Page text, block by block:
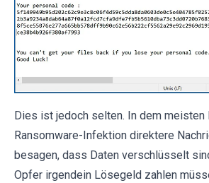
Dies ist jedoch selten. In dem meisten
Ransomware-Infektion direktere
besagen, dass Daten verschlüsselt
Opfer irgendein Lösegeld zahlen